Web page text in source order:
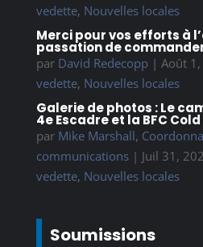
vedette, Nouvelles locales
Merci pour vos efforts à
passation de
par David Redecopp| Août
vedette, Nouvelles locales
Galerie de photos : Le
4e Escadre et la BFC
par Mike Marshall,
communications| Juil 31,
vedette, Nouvelles locales
Soumissions